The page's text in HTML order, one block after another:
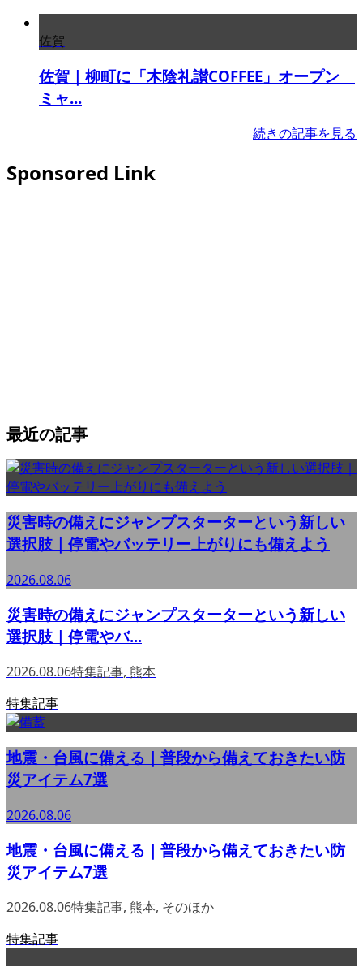
佐賀
佐賀｜柳町に「木陰礼讃COFFEE」オープン
ミャ...
続きの記事を見る
Sponsored Link
最近の記事
災害時の備えにジャンプスターターという新しい
選択肢｜停電やバッテリー上がりにも備えよう
2026.08.06
災害時の備えにジャンプスターターという新しい
選択肢｜停電やバ...
2026.08.06特集記事, 熊本
特集記事
地震・台風に備える｜普段から備えておきたい防
災アイテム7選
2026.08.06
地震・台風に備える｜普段から備えておきたい防
災アイテム7選
2026.08.06特集記事, 熊本, そのほか
特集記事